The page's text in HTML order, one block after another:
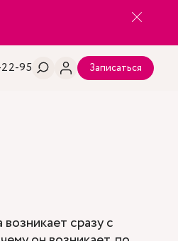
95 Записаться
сразу с